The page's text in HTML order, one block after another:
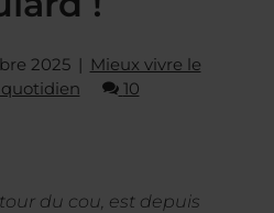
2025
Mieux vivre le
10
du cou, est depuis